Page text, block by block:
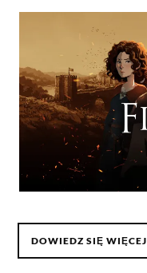
DOWIEDZ SIĘ WIĘCEJ